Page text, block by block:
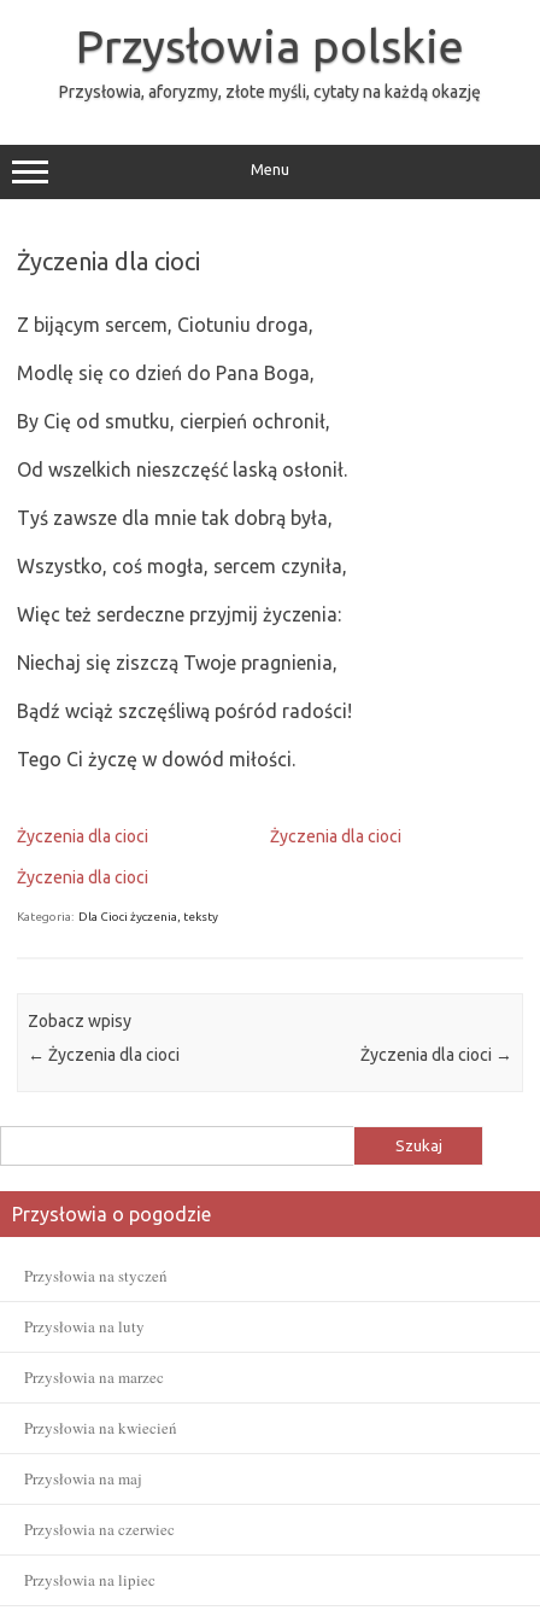
Przysłowia polskie
Przysłowia, aforyzmy, złote myśli, cytaty na każdą okazję
Menu
Życzenia dla cioci
Z bijącym sercem, Ciotuniu droga,
Modlę się co dzień do Pana Boga,
By Cię od smutku, cierpień ochronił,
Od wszelkich nieszczęść laską osłonił.
Tyś zawsze dla mnie tak dobrą była,
Wszystko, coś mogła, sercem czyniła,
Więc też serdeczne przyjmij życzenia:
Niechaj się ziszczą Twoje pragnienia,
Bądź wciąż szczęśliwą pośród radości!
Tego Ci życzę w dowód miłości.
Życzenia dla cioci Życzenia dla cioci
Życzenia dla cioci
Kategoria: Dla Cioci życzenia, teksty
Zobacz wpisy
← Życzenia dla cioci Życzenia dla cioci →
Przysłowia o pogodzie
Przysłowia na styczeń
Przysłowia na luty
Przysłowia na marzec
Przysłowia na kwiecień
Przysłowia na maj
Przysłowia na czerwiec
Przysłowia na lipiec